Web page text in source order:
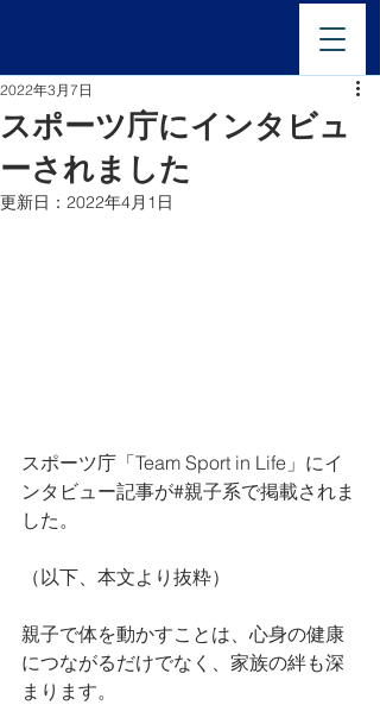
スポーツ庁にインタビュ
ーされました
2022年3月7日
更新日： 2022年4月1日
スポーツ庁「Team Sport in Life」にイ
ンタビュー記事が#親子系で掲載されま
した。
（以下、本文より抜粋）
親子で体を動かすことは、心身の健康
につながるだけでなく、家族の絆も深
まります。